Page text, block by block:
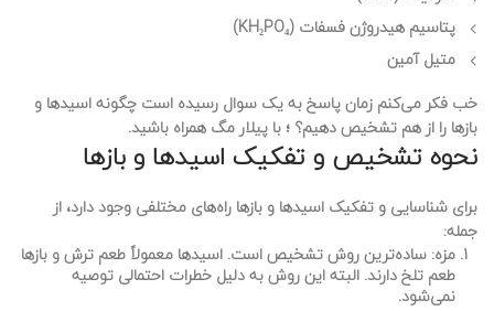
پتاسیم هیدروژن فسفات (KH₂PO₄)
متیل آمین
خب فکر می‌کنم زمان پاسخ به یک سوال رسیده است چگونه اسیدها و
بازها را از هم تشخیص دهیم؟ ؛ با پیلار مگ همراه باشید.
نحوه تشخیص و تفکیک اسیدها و بازها
برای شناسایی و تفکیک اسیدها و بازها راه‌های مختلفی وجود دارد، از
جمله:
مزه: ساده‌ترین روش تشخیص است. اسیدها معمولاً طعم ترش و بازها
طعم تلخ دارند. البته این روش به دلیل خطرات احتمالی توصیه
نمی‌شود.